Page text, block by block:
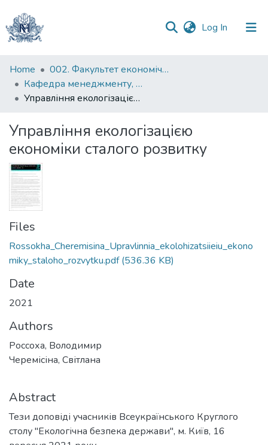
Log In (current)
Communities
&
Collections
Statistics
Home
002. Факультет економічних наук
Кафедра менеджменту, маркетингу та підприємництва
Управління екологізацією економіки сталого розвитку
Управління екологізацією
економіки сталого розвитку
Files
Rossokha_Cheremisina_Upravlinnia_ekolohizatsiieiu_ekono
miky_staloho_rozvytku.pdf(536.36 KB)
Date
2021
Authors
Россоха, Володимир
Черемісіна, Світлана
Abstract
Тези доповіді учасників Всеукраїнського Круглого
столу "Екологічна безпека держави", м. Київ, 16